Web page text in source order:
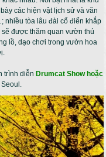
các hiện vật lịch sử và văn
nhiều tòa lâu đài cổ điển khắp
được thăm quan vườn thú
lồ, dạo chơi trong vườn hoa
trình diễnDrumcat Show hoặc